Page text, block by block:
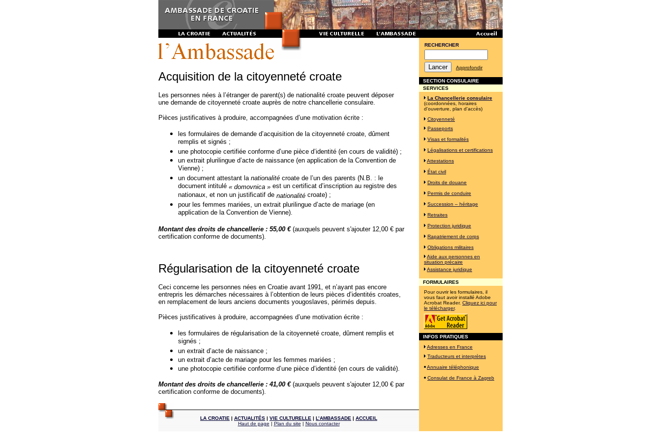
Acquisition de la citoyenneté croate
Les personnes nées à l’étranger de parent(s) de nationalité croate peuvent déposer
une demande de citoyenneté croate auprès de notre chancellerie consulaire.
Pièces justificatives à produire, accompagnées d’une motivation écrite :
les formulaires de demande d’acquisition de la citoyenneté croate, dûment
remplis et signés ;
une photocopie certifiée conforme d’une pièce d’identité (en cours de validité) ;
un extrait plurilingue d’acte de naissance (en application de la Convention de
Vienne) ;
un document attestant la nationalité croate de l’un des parents (N.B. : le
document intitulé « domovnica » est un certificat d’inscription au registre des
nationaux, et non un justificatif de nationalité croate) ;
pour les femmes mariées, un extrait plurilingue d’acte de mariage (en
application de la Convention de Vienne).
Montant des droits de chancellerie : 55,00 €(auxquels peuvent s'ajouter 12,00 € par
certification conforme de documents).
Régularisation de la citoyenneté croate
Ceci concerne les personnes nées en Croatie avant 1991, et n’ayant pas encore
entrepris les démarches nécessaires à l’obtention de leurs pièces d’identités croates,
en remplacement de leurs anciens documents yougoslaves, périmés depuis.
Pièces justificatives à produire, accompagnées d’une motivation écrite :
les formulaires de régularisation de la citoyenneté croate, dûment remplis et
signés ;
un extrait d’acte de naissance ;
un extrait d’acte de mariage pour les femmes mariées ;
une photocopie certifiée conforme d’une pièce d’identité (en cours de validité).
Montant des droits de chancellerie : 41,00 €(auxquels peuvent s'ajouter 12,00 € par
certification conforme de documents).
RECHERCHER
Approfondir
SECTION CONSULAIRE
SERVICES
La Chancellerie consulaire
(coordonnées, horaires
d'ouverture, plan d'accès)
Citoyenneté
Passeports
Visas et formalités
Légalisations et certifications
Attestations
État civil
Droits de douane
Permis de conduire
Succession – héritage
Retraites
Protection juridique
Rapatriement de corps
Obligations militaires
Aide aux personnes en
situation précaire
Assistance juridique
FORMULAIRES
Pour ouvrir les formulaires, il
vous faut avoir installé Adobe
Acrobat Reader. Cliquez ici pour
le télécharger.
INFOS PRATIQUES
Adresses en France
Traducteurs et interprètes
Annuaire téléphonique
Consulat de France à Zagreb
LA CROATIE | ACTUALITÉS | VIE CULTURELLE | L’AMBASSADE | ACCUEIL
Haut de page| Plan du site| Nous contacter